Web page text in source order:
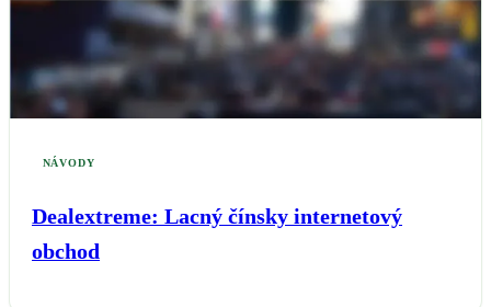
NÁVODY
Dealextreme: Lacný čínsky internetový
obchod